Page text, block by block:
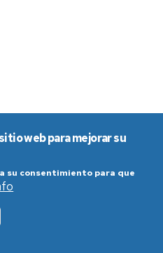
web para mejorar su
su consentimiento para que